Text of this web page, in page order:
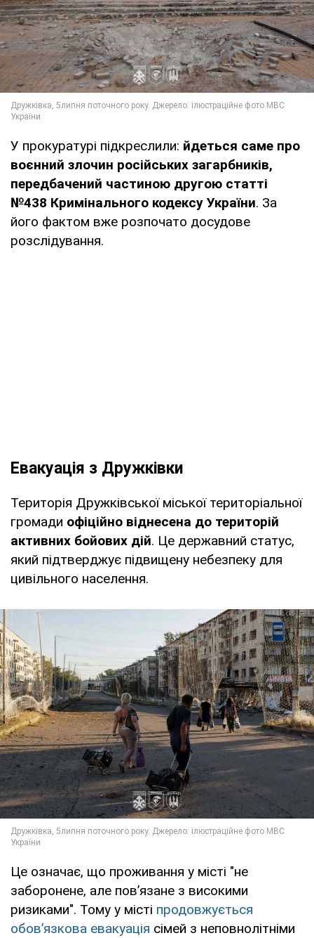
У прокуратурі підкреслили: йдеться саме про
воєнний злочин російських загарбників,
передбачений частиною другою статті
№438 Кримінального кодексу України. За
його фактом вже розпочато досудове
розслідування.
Евакуація з Дружківки
Територія Дружківської міської територіальної
громади офіційно віднесена до територій
активних бойових дій. Це державний статус,
який підтверджує підвищену небезпеку для
цивільного населення.
Це означає, що проживання у місті "не
заборонене, але пов’язане з високими
ризиками". Тому у місті продовжується
обов’язкова евакуація сімей з неповнолітніми